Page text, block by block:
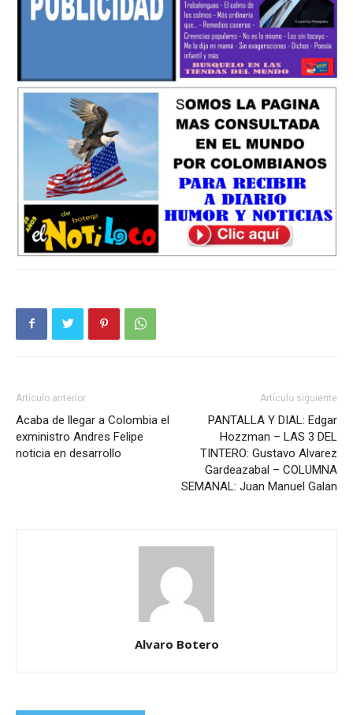
Artículo anterior
Acaba de llegar a Colombia el
exministro Andres Felipe
noticia en desarrollo
Artículo siguiente
PANTALLA Y DIAL: Edgar
Hozzman – LAS 3 DEL
TINTERO: Gustavo Alvarez
Gardeazabal – COLUMNA
SEMANAL: Juan Manuel Galan
Alvaro Botero